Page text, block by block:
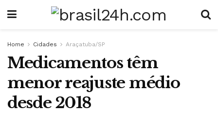
Home Cidades Araçatuba/SP
Medicamentos têm
menor reajuste médio
desde 2018